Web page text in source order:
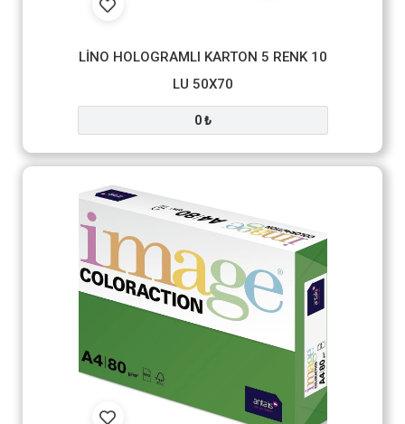
LİNO HOLOGRAMLI KARTON 5 RENK 10
LU 50X70
0 ₺